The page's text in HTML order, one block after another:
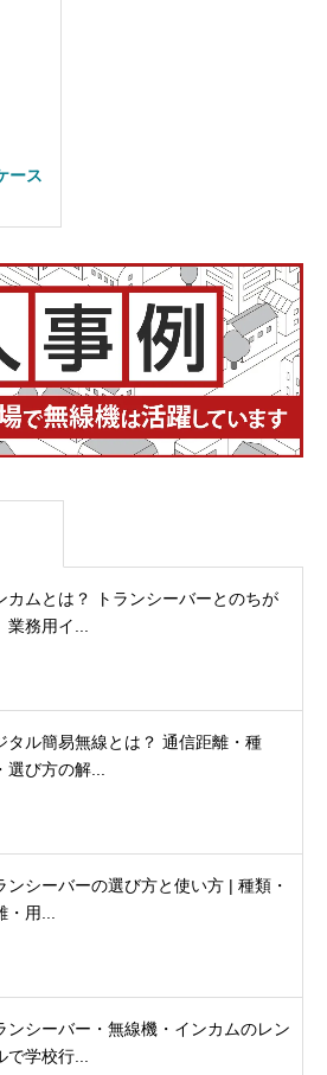
ース
カムとは？ トランシーバーとのちが
務用イ...
タル簡易無線とは？ 通信距離・種
選び方の解...
ンシーバーの選び方と使い方 | 種類・
・用...
ンシーバー・無線機・インカムのレン
で学校行...